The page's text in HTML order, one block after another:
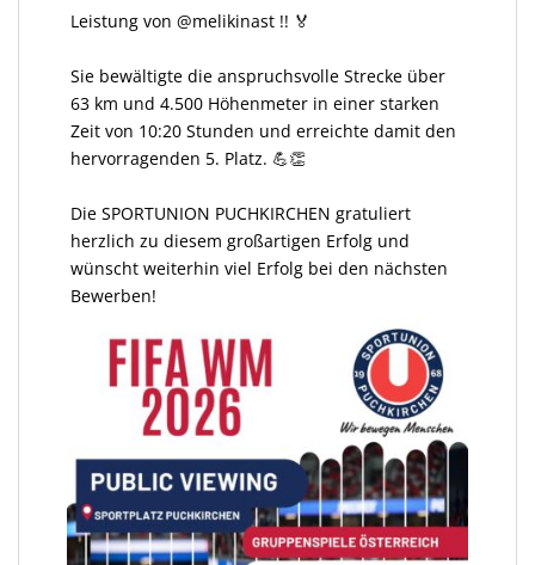
Leistung von @melikinast !! 🏅
Sie bewältigte die anspruchsvolle Strecke über
63 km und 4.500 Höhenmeter in einer starken
Zeit von 10:20 Stunden und erreichte damit den
hervorragenden 5. Platz. 💪👏
Die SPORTUNION PUCHKIRCHEN gratuliert
herzlich zu diesem großartigen Erfolg und
wünscht weiterhin viel Erfolg bei den nächsten
Bewerben!